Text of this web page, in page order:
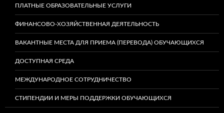
ПЛАТНЫЕ ОБРАЗОВАТЕЛЬНЫЕ УСЛУГИ
ФИНАНСОВО-ХОЗЯЙСТВЕННАЯ ДЕЯТЕЛЬНОСТЬ
ВАКАНТНЫЕ МЕСТА ДЛЯ ПРИЕМА (ПЕРЕВОДА) ОБУЧАЮЩИХСЯ
ДОСТУПНАЯ СРЕДА
МЕЖДУНАРОДНОЕ СОТРУДНИЧЕСТВО
СТИПЕНДИИ И МЕРЫ ПОДДЕРЖКИ ОБУЧАЮЩИХСЯ